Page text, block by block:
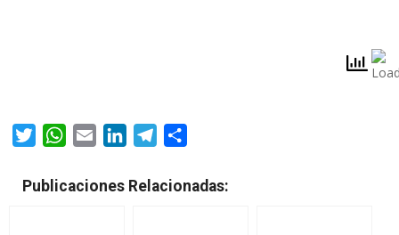
TwitterWhatsApp
Email LinkedInTelegram
Publicaciones Relacionadas: